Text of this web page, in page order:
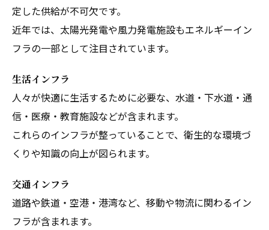
定した供給が不可欠です。
近年では、太陽光発電や風力発電施設もエネルギーイン
フラの一部として注目されています。
生活インフラ
人々が快適に生活するために必要な、水道・下水道・通
信・医療・教育施設などが含まれます。
これらのインフラが整っていることで、衛生的な環境づ
くりや知識の向上が図られます。
交通インフラ
道路や鉄道・空港・港湾など、移動や物流に関わるイン
フラが含まれます。